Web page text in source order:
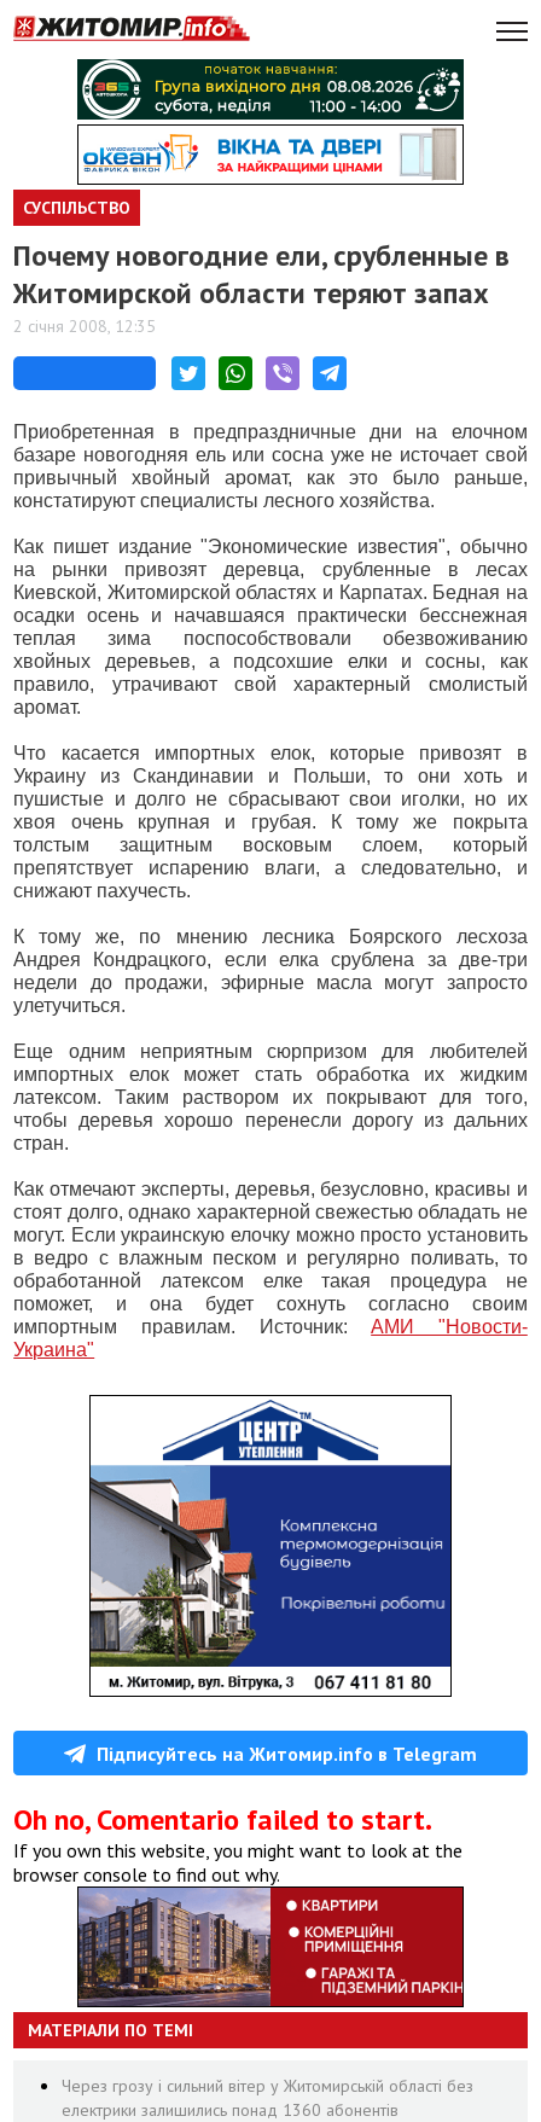
СУСПІЛЬСТВО
Почему новогодние ели, срубленные в
Житомирской области теряют запах
2 січня 2008, 12:35
Приобретенная в предпраздничные дни на елочном
базаре новогодняя ель или сосна уже не источает свой
привычный хвойный аромат, как это было раньше,
констатируют специалисты лесного хозяйства.
Как пишет издание "Экономические известия", обычно
на рынки привозят деревца, срубленные в лесах
Киевской, Житомирской областях и Карпатах. Бедная на
осадки осень и начавшаяся практически бесснежная
теплая зима поспособствовали обезвоживанию
хвойных деревьев, а подсохшие елки и сосны, как
правило, утрачивают свой характерный смолистый
аромат.
Что касается импортных елок, которые привозят в
Украину из Скандинавии и Польши, то они хоть и
пушистые и долго не сбрасывают свои иголки, но их
хвоя очень крупная и грубая. К тому же покрыта
толстым защитным восковым слоем, который
препятствует испарению влаги, а следовательно, и
снижают пахучесть.
К тому же, по мнению лесника Боярского лесхоза
Андрея Кондрацкого, если елка срублена за две-три
недели до продажи, эфирные масла могут запросто
улетучиться.
Еще одним неприятным сюрпризом для любителей
импортных елок может стать обработка их жидким
латексом. Таким раствором их покрывают для того,
чтобы деревья хорошо перенесли дорогу из дальних
стран.
Как отмечают эксперты, деревья, безусловно, красивы и
стоят долго, однако характерной свежестью обладать не
могут. Если украинскую елочку можно просто установить
в ведро с влажным песком и регулярно поливать, то
обработанной латексом елке такая процедура не
поможет, и она будет сохнуть согласно своим
импортным правилам. Источник:АМИ "Новости-
Украина"
Підписуйтесь на Житомир.info в Telegram
Oh no, Comentario failed to start.
If you own this website, you might want to look at the
browser console to find out why.
МАТЕРІАЛИ ПО ТЕМІ
Через грозу і сильний вітер у Житомирській області без
електрики залишились понад 1360 абонентів